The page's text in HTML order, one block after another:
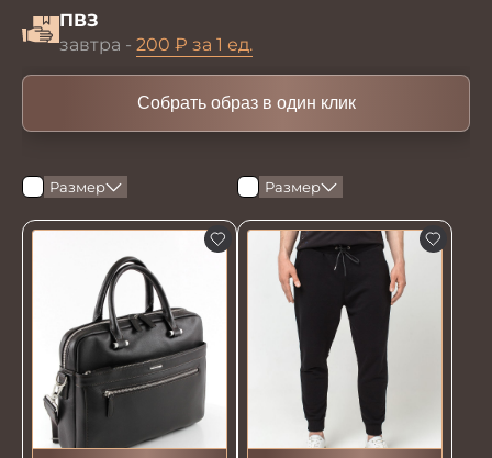
ПВЗ
завтра - 200 ₽ за 1 ед.
Собрать образ в один клик
Размер Размер